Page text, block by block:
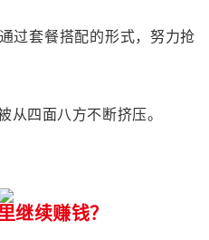
过套餐搭配的形式，努力抢
从四面八方不断挤压。
继续赚钱？